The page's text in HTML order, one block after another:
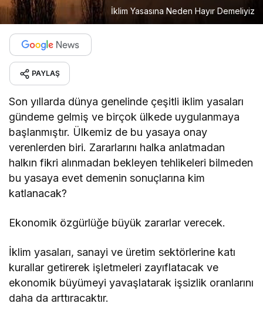
İklim Yasasına Neden Hayır Demeliyiz
PAYLAŞ
Son yıllarda dünya genelinde çeşitli iklim yasaları
gündeme gelmiş ve birçok ülkede uygulanmaya
başlanmıştır. Ülkemiz de bu yasaya onay
verenlerden biri. Zararlarını halka anlatmadan
halkın fikri alınmadan bekleyen tehlikeleri bilmeden
bu yasaya evet demenin sonuçlarına kim
katlanacak?
Ekonomik özgürlüğe büyük zararlar verecek.
İklim yasaları, sanayi ve üretim sektörlerine katı
kurallar getirerek işletmeleri zayıflatacak ve
ekonomik büyümeyi yavaşlatarak işsizlik oranlarını
daha da arttıracaktır.